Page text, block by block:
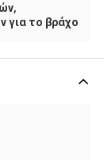
,
για το βράχο